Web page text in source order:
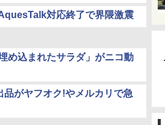
対応終了で界隈激震
め込まれたサラダ」がニコ動
がヤフオク!やメルカリで急